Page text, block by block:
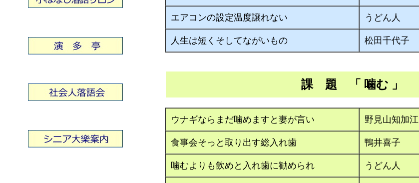
エアコンの設定温度譲れない うどん人
人生は短くそしてながいもの 松田千代子
課 題 「 噛む 」
ウナギならまだ噛めますと妻が言い 野見山知加江
食事会そっと取り出す総入れ歯 鴨井喜子
噛むよりも飲めと入れ歯に勧められ うどん人